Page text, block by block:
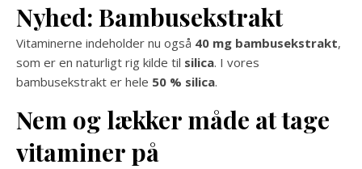
Nyhed: Bambusekstrakt
Vitaminerne indeholder nu også 40 mg bambusekstrakt,
som er en naturligt rig kilde til silica. I vores
bambusekstrakt er hele 50 % silica.
Nem og lækker måde at tage
vitaminer på